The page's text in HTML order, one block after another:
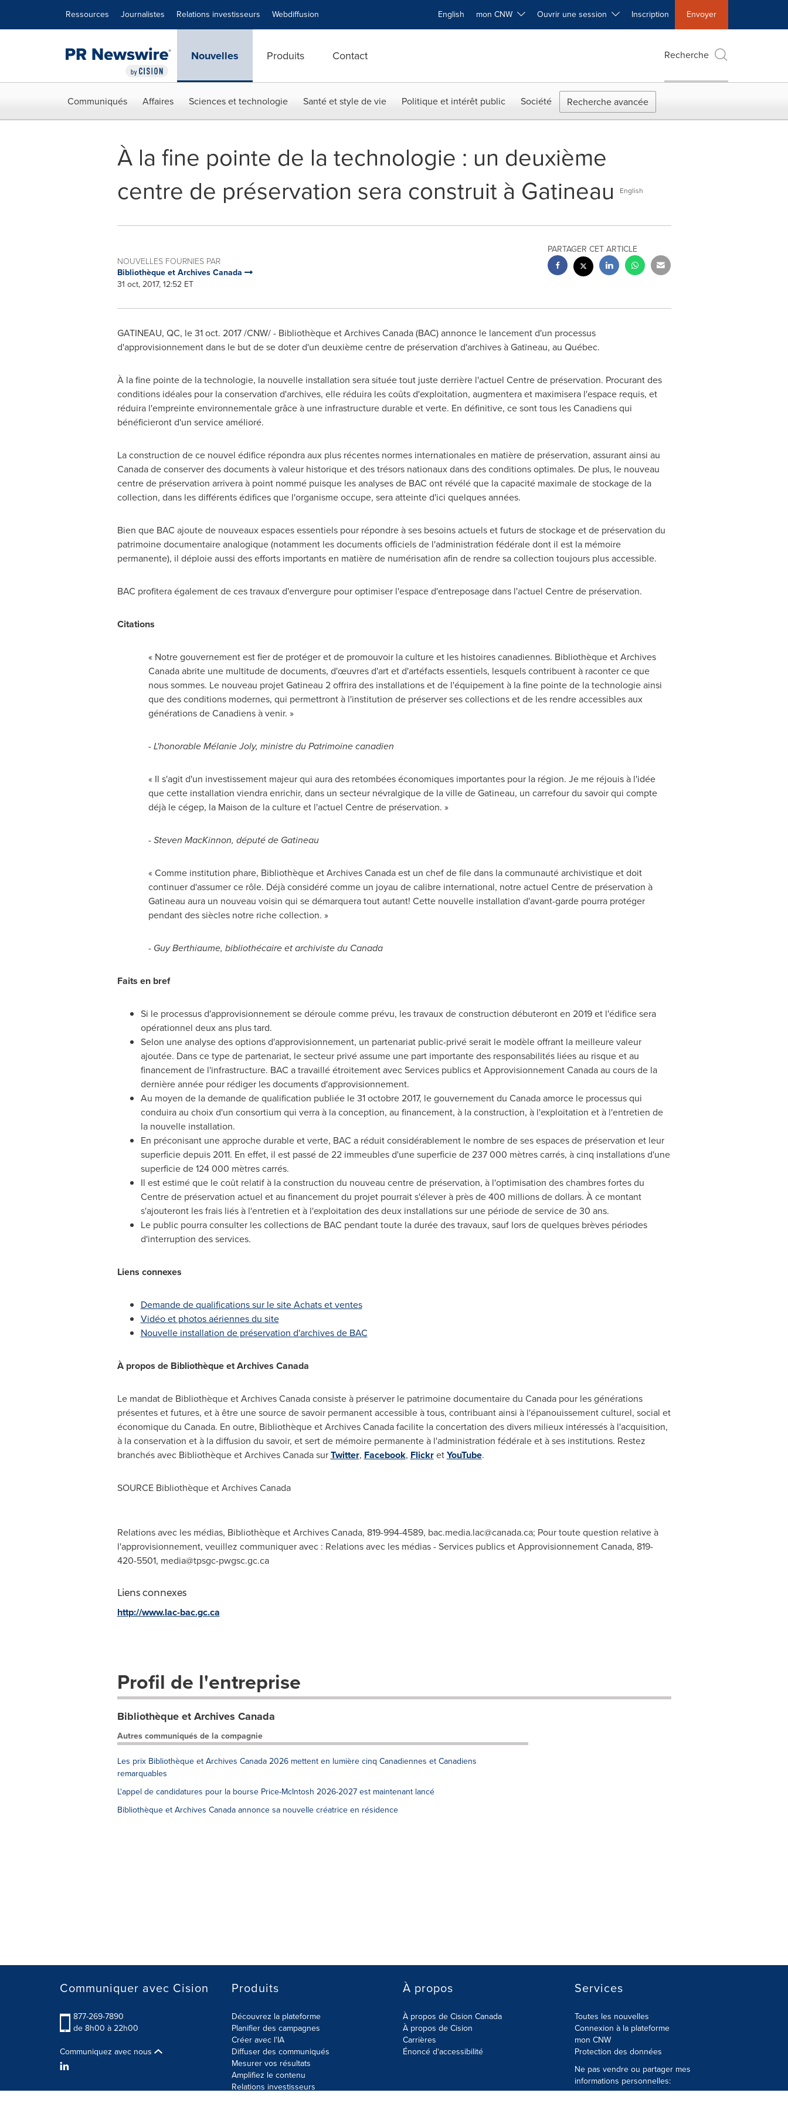
Ressources Journalistes Relations investisseurs Webdiffusion English mon CNW Ouvrir une session Inscription Envoyer
Nouvelles Produits Contact Recherche
Communiqués Affaires Sciences et technologie Santé et style de vie Politique et intérêt public Société Recherche avancée
À la fine pointe de la technologie : un deuxième
centre de préservation sera construit à Gatineau
English
NOUVELLES FOURNIES PAR
Bibliothèque et Archives Canada
31 oct, 2017, 12:52 ET
PARTAGER CET ARTICLE
GATINEAU, QC, le31 oct. 2017/CNW/ - Bibliothèque et Archives Canada (BAC) annonce le lancement d'un processus
d'approvisionnement dans le but de se doter d'un deuxième centre de préservation d'archives àGatineau, au Québec.
À la fine pointe de la technologie, la nouvelle installation sera située tout juste derrière l'actuel Centre de préservation. Procurant des
conditions idéales pour la conservation d'archives, elle réduira les coûts d'exploitation, augmentera et maximisera l'espace requis, et
réduira l'empreinte environnementale grâce à une infrastructure durable et verte. En définitive, ce sont tous les Canadiens qui
bénéficieront d'un service amélioré.
La construction de ce nouvel édifice répondra aux plus récentes normes internationales en matière de préservation, assurant ainsi au
Canadade conserver des documents à valeur historique et des trésors nationaux dans des conditions optimales. De plus, le nouveau
centre de préservation arrivera à point nommé puisque les analyses de BAC ont révélé que la capacité maximale de stockage de la
collection, dans les différents édifices que l'organisme occupe, sera atteinte d'ici quelques années.
Bien que BAC ajoute de nouveaux espaces essentiels pour répondre à ses besoins actuels et futurs de stockage et de préservation du
patrimoine documentaire analogique (notamment les documents officiels de l'administration fédérale dont il est la mémoire
permanente), il déploie aussi des efforts importants en matière de numérisation afin de rendre sa collection toujours plus accessible.
BAC profitera également de ces travaux d'envergure pour optimiser l'espace d'entreposage dans l'actuel Centre de préservation.
Citations
« Notre gouvernement est fier de protéger et de promouvoir la culture et les histoires canadiennes. Bibliothèque et Archives
Canada abrite une multitude de documents, d'œuvres d'art et d'artéfacts essentiels, lesquels contribuent à raconter ce que
nous sommes. Le nouveau projetGatineau 2 offrira des installations et de l'équipement à la fine pointe de la technologie ainsi
que des conditions modernes, qui permettront à l'institution de préserver ses collections et de les rendre accessibles aux
générations de Canadiens à venir. »
- L'honorable MélanieJoly, ministre du Patrimoine canadien
« Il s'agit d'un investissement majeur qui aura des retombées économiques importantes pour la région. Je me réjouis à l'idée
que cette installation viendra enrichir, dans un secteur névralgique de la ville deGatineau, un carrefour du savoir qui compte
déjà le cégep, la Maison de laculture et l'actuel Centre de préservation. »
-Steven MacKinnon, député de Gatineau
« Comme institution phare, Bibliothèque et Archives Canada est un chef de file dans la communauté archivistique et doit
continuer d'assumer ce rôle. Déjà considéré comme un joyau de calibre international, notre actuel Centre de préservation à
Gatineau aura un nouveau voisin qui se démarquera tout autant! Cette nouvelle installation d'avant-garde pourra protéger
pendant des siècles notre riche collection. »
- Guy Berthiaume, bibliothécaire et archiviste du Canada
Faits en bref
Si le processus d'approvisionnement se déroule comme prévu, les travaux de construction débuteront en 2019 etl'édifice sera
opérationnel deux ans plus tard.
Selon une analyse des options d'approvisionnement, un partenariat public-privé serait le modèle offrant la meilleure valeur
ajoutée. Dans ce type de partenariat, le secteur privé assume une part importante des responsabilités liées au risque et au
financement de l'infrastructure. BAC a travaillé étroitement avec Services publics et Approvisionnement Canada au cours de la
dernière année pour rédiger les documents d'approvisionnement.
Au moyen de la demande de qualification publiée le 31 octobre 2017, le gouvernement du Canadaamorce le processus qui
conduira au choix d'un consortium qui verra à la conception, au financement, à la construction, à l'exploitation et à l'entretien de
la nouvelle installation.
En préconisant une approche durable et verte, BAC a réduit considérablement le nombre de ses espaces de préservation et leur
superficie depuis 2011. En effet, il est passé de 22 immeubles d'une superficie de 237 000 mètres carrés, à cinq installations d'une
superficie de 124 000 mètres carrés.
Il est estimé que le coût relatif à la construction du nouveau centre de préservation, à l'optimisation des chambres fortes du
Centre de préservation actuel et au financement du projet pourrait s'élever à près de 400 millions de dollars. À ce montant
s'ajouteront les frais liés à l'entretien et à l'exploitation des deux installations sur une période de service de 30 ans.
Le public pourra consulter les collections de BAC pendant toute la durée des travaux, sauf lors de quelques brèves périodes
d'interruption des services.
Liens connexes
Demande de qualifications sur le site Achats et ventes
Vidéo et photos aériennes du site
Nouvelle installation de préservation d'archives de BAC
À propos de Bibliothèque et Archives Canada
Le mandat de Bibliothèque et Archives Canada consiste à préserver le patrimoine documentaire du Canadapour les générations
présentes et futures, et à être une source de savoir permanent accessible à tous, contribuant ainsi à l'épanouissement culturel, social et
économique du Canada. En outre, Bibliothèque et Archives Canada facilite la concertation des divers milieux intéressés à l'acquisition,
à la conservation et à la diffusion du savoir, et sert de mémoire permanente à l'administration fédérale et à ses institutions. Restez
branchés avec Bibliothèque et Archives Canada surTwitter, Facebook, FlickretYouTube.
SOURCE Bibliothèque et Archives Canada
Relations avec les médias, Bibliothèque et Archives Canada, 819-994-4589, bac.media.lac@canada.ca; Pour toute question relative à
l'approvisionnement, veuillez communiquer avec : Relations avec les médias - Services publics et Approvisionnement Canada, 819-
420-5501, media@tpsgc-pwgsc.gc.ca
Liens connexes
http://www.lac-bac.gc.ca
Profil de l'entreprise
Bibliothèque et Archives Canada
Autres communiqués de la compagnie
Les prix Bibliothèque et Archives Canada 2026 mettent en lumière cinq Canadiennes et Canadiens
remarquables
L'appel de candidatures pour la bourse Price-McIntosh 2026-2027 est maintenant lancé
Bibliothèque et Archives Canada annonce sa nouvelle créatrice en résidence
Communiquer avec Cision
877-269-7890
de 8h00 à 22h00
Communiquez avec nous
Produits
Découvrez la plateforme
Planifier des campagnes
Créer avec l'IA
Diffuser des communiqués
Mesurer vos résultats
Amplifiez le contenu
Relations investisseurs
À propos
À propos de Cision Canada
À propos de Cision
Carrières
Énoncé d'accessibilité
Services
Toutes les nouvelles
Connexion à la plateforme
mon CNW
Protection des données
Ne pas vendre ou partager mes
informations personnelles: